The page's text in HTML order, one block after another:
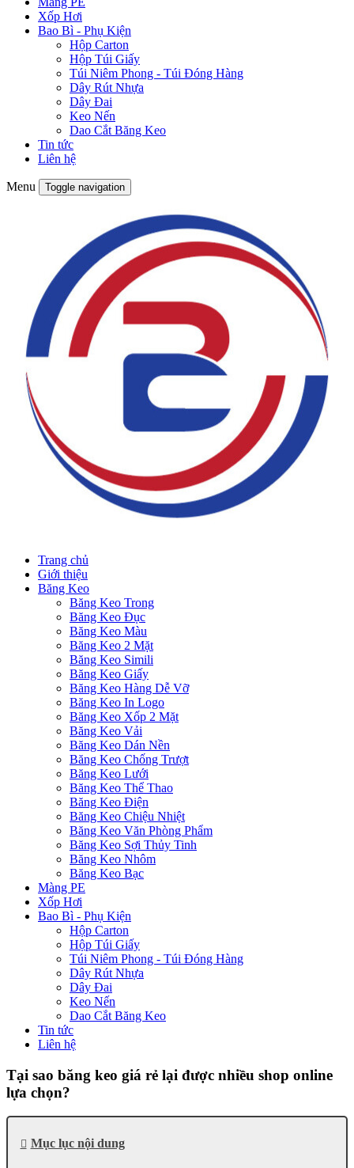
Xốp Hơi
Bao Bì - Phụ Kiện
Hộp Carton
Hộp Túi Giấy
Túi Niêm Phong - Túi Đóng Hàng
Dây Rút Nhựa
Dây Đai
Keo Nến
Dao Cắt Băng Keo
Tin tức
Liên hệ
Menu Toggle navigation
Trang chủ
Giới thiệu
Băng Keo
Băng Keo Trong
Băng Keo Đục
Băng Keo Màu
Băng Keo 2 Mặt
Băng Keo Simili
Băng Keo Giấy
Băng Keo Hàng Dễ Vỡ
Băng Keo In Logo
Băng Keo Xốp 2 Mặt
Băng Keo Vải
Băng Keo Dán Nền
Băng Keo Chống Trượt
Băng Keo Lưới
Băng Keo Thể Thao
Băng Keo Điện
Băng Keo Chiệu Nhiệt
Băng Keo Văn Phòng Phẩm
Băng Keo Sợi Thủy Tinh
Băng Keo Nhôm
Băng Keo Bạc
Màng PE
Xốp Hơi
Bao Bì - Phụ Kiện
Hộp Carton
Hộp Túi Giấy
Túi Niêm Phong - Túi Đóng Hàng
Dây Rút Nhựa
Dây Đai
Keo Nến
Dao Cắt Băng Keo
Tin tức
Liên hệ
Tại sao băng keo giá rẻ lại được nhiều shop online
lựa chọn?
Mục lục nội dung